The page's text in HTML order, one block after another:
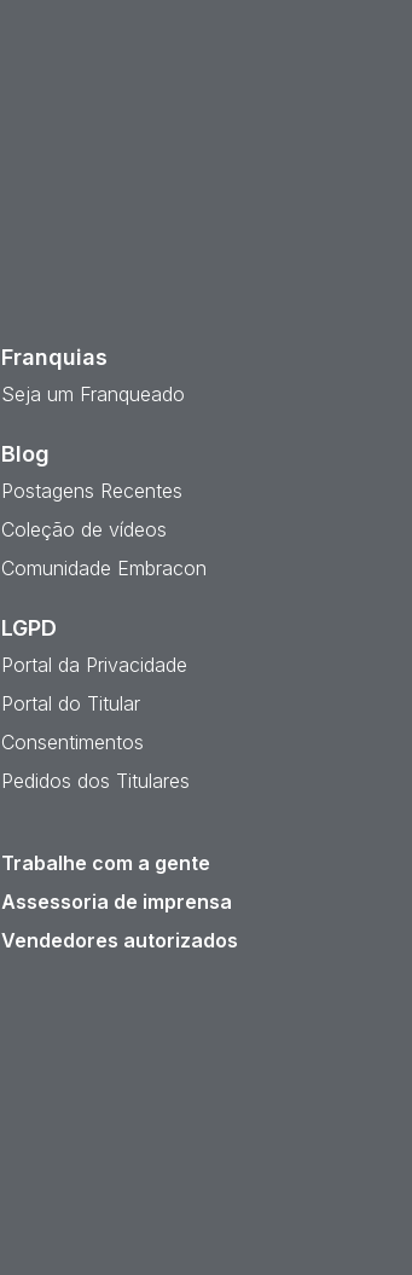
Franquias
Seja um Franqueado
Blog
Postagens Recentes
Coleção de vídeos
Comunidade Embracon
LGPD
Portal da Privacidade
Portal do Titular
Consentimentos
Pedidos dos Titulares
Trabalhe com a gente
Assessoria de imprensa
Vendedores autorizados